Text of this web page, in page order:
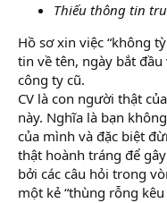
Thiếu thông tin
Hồ sơ xin việc “không
tin về tên, ngày bắt
công ty cũ.
CV là con người thật
này. Nghĩa là bạn
của mình và đặc biệt
thật hoành tráng để
bởi các câu hỏi trong
một kẻ “thùng rỗng kêu